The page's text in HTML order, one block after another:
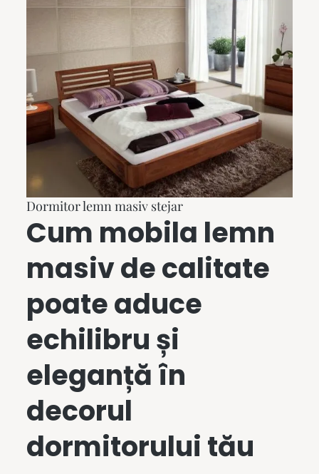
Dormitor lemn masiv stejar
Cum mobila lemn
masivde calitate
poate aduce
echilibru și
eleganță în
decorul
dormitorului tău